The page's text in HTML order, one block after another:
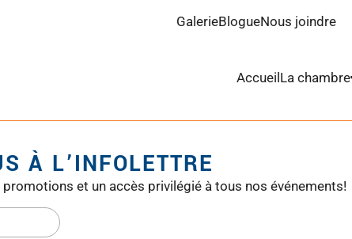
GalerieBlogueNous joindre
Accueil La chambre
À L’INFOLETTRE
et un accès privilégié à tous nos événements!